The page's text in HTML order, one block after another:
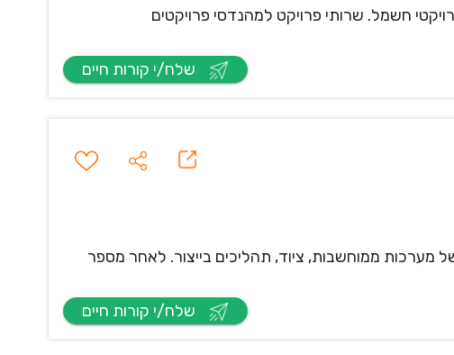
חשמל. שרותי פרויקט למהנדסי פרויקטים
ממוחשבות, ציוד, תהליכים בייצור. לאחר מספר